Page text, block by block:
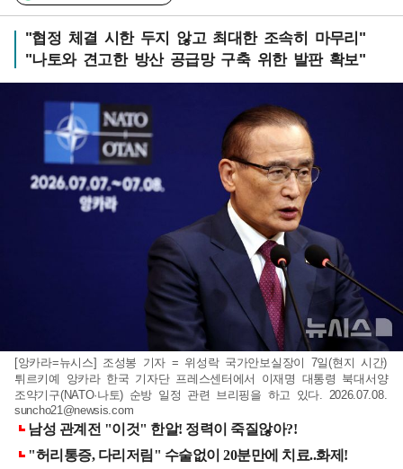
"협정 체결 시한 두지 않고 최대한 조속히 마무리"
"나토와 견고한 방산 공급망 구축 위한 발판 확보"
[앙카라=뉴시스] 조성봉 기자 = 위성락 국가안보실장이 7일(현지 시간)
튀르키예 앙카라 한국 기자단 프레스센터에서 이재명 대통령 북대서양
조약기구(NATO·나토) 순방 일정 관련 브리핑을 하고 있다. 2026.07.08.
suncho21@newsis.com